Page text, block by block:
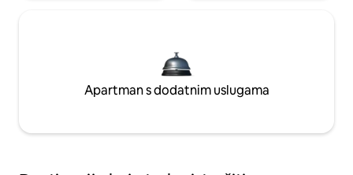
Apartman s dodatnim uslugama